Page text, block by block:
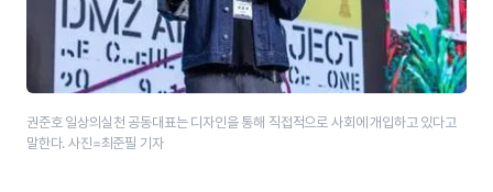
권준호 일상의실천 공동대표는 디자인을 통해 직접적으로 사회에 개입하고 있다고
말한다. 사진=최준필 기자